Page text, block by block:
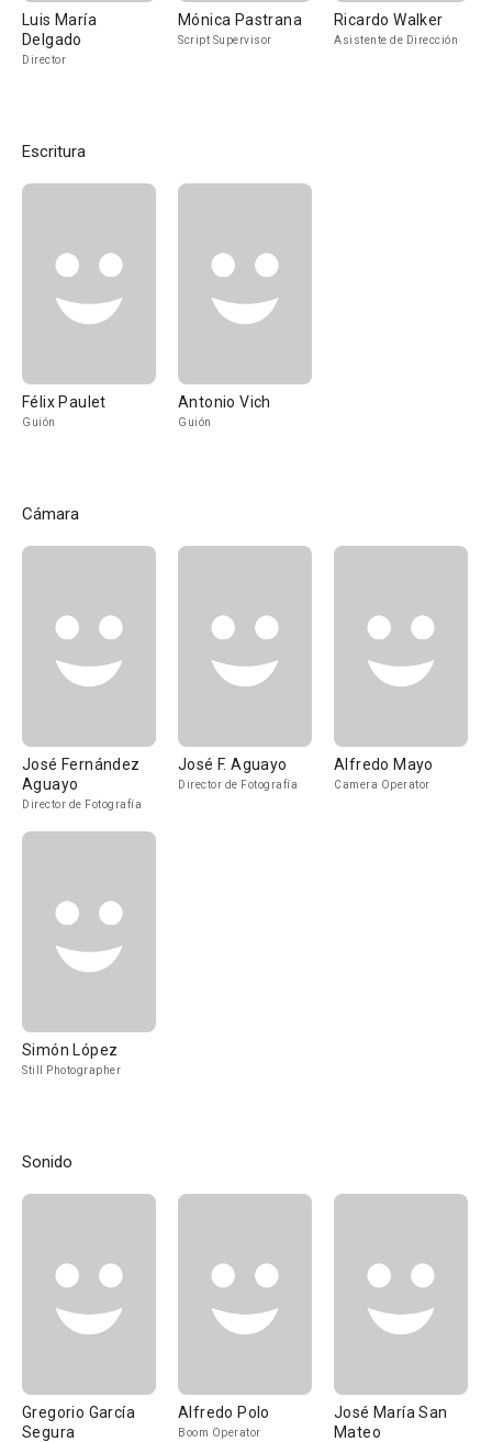
Luis María
Delgado
Director
Mónica Pastrana
Script Supervisor
Ricardo Walker
Asistente de Dirección
Escritura
Félix Paulet
Guión
Antonio Vich
Guión
Cámara
José Fernández
Aguayo
Director de Fotografía
José F. Aguayo
Director de Fotografía
Alfredo Mayo
Camera Operator
Simón López
Still Photographer
Sonido
Gregorio García
Segura
Alfredo Polo
Boom Operator
José María San
Mateo